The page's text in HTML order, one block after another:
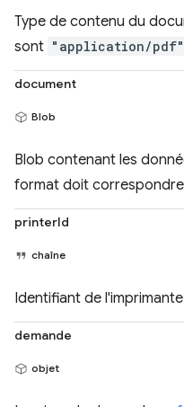
Type de contenu du
sont "application/pdf"
document
Blob
Blob contenant les
format doit
printerId
chaîne
Identifiant de
demande
objet